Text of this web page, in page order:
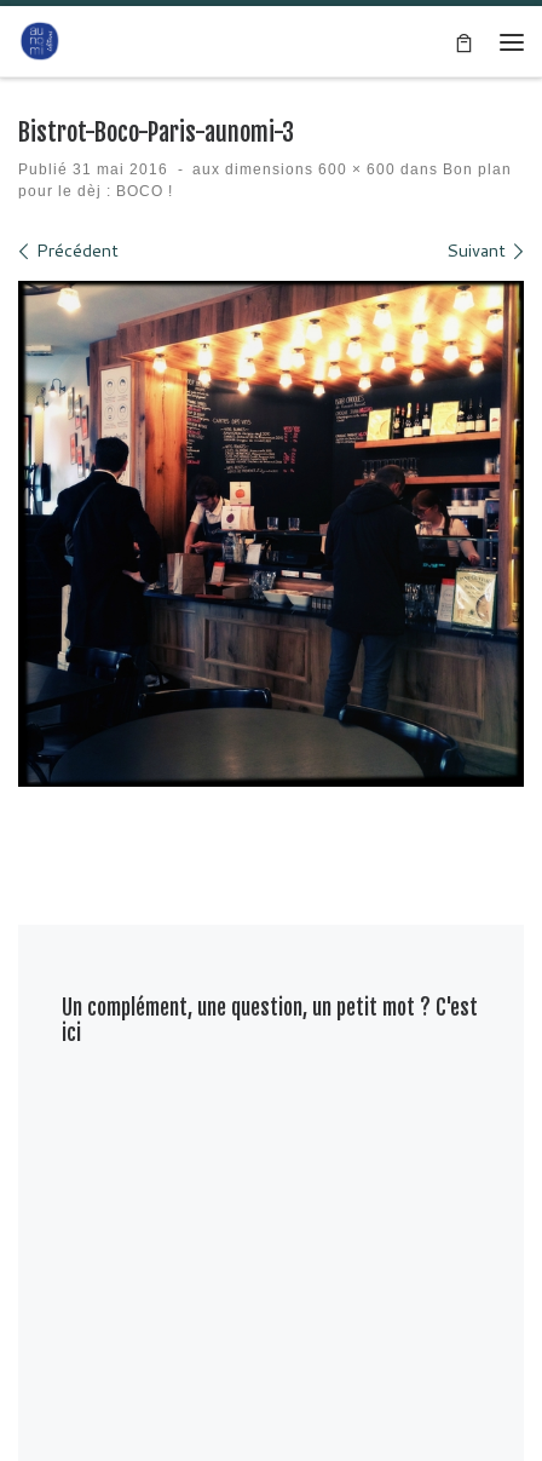
Passer au contenu
Bistrot-Boco-Paris-aunomi-3
Publié 31 mai 2016 - aux dimensions 600 × 600 dans Bon plan
pour le dèj : BOCO !
Navigation des images
Précédent Suivant
Un complément, une question, un petit mot ? C'est
ici